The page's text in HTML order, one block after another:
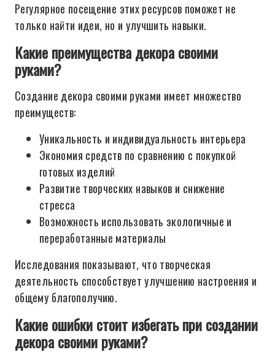
Регулярное посещение этих ресурсов поможет не
только найти идеи, но и улучшить навыки.
Какие преимущества декора своими
руками?
Создание декора своими руками имеет множество
преимуществ:
Уникальность и индивидуальность интерьера
Экономия средств по сравнению с покупкой
готовых изделий
Развитие творческих навыков и снижение
стресса
Возможность использовать экологичные и
переработанные материалы
Исследования показывают, что творческая
деятельность способствует улучшению настроения и
общему благополучию.
Какие ошибки стоит избегать при создании
декора своими руками?